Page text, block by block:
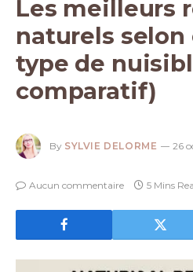
Les meilleurs
naturels selon
type de
comparatif)
By SYLVIE DELORME 26
Aucun commentaire 5 Mins